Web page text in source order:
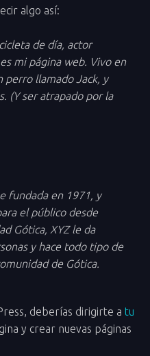
algo así:
de día, actor
mi página web. Vivo en
perro llamado Jack, y
(Y ser atrapado por la
fundada en 1971, y
el público desde
Gótica, XYZ le da
y hace todo tipo de
de Gótica.
deberías dirigirte a tu
y crear nuevas páginas